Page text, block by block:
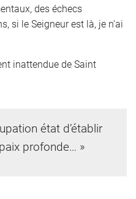
des échecs
si le Seigneur est là, je n’ai
inattendue de Saint
état d’établir
profonde… »